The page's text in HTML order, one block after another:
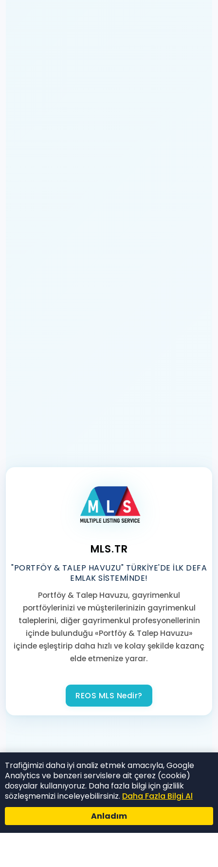
MLS.TR
"PORTFÖY & TALEP HAVUZU" TÜRKİYE'DE İLK DEFA
EMLAK SİSTEMİNDE!
Portföy & Talep Havuzu, gayrimenkul
portföylerinizi ve müşterilerinizin gayrimenkul
taleplerini, diğer gayrimenkul profesyonellerinin
içinde bulunduğu «Portföy & Talep Havuzu»
içinde eşleştirip daha hızlı ve kolay şekilde kazanç
elde etmenize yarar.
REOS MLS Nedir?
Trafiğimizi daha iyi analiz etmek amacıyla, Google
Analytics ve benzeri servislere ait çerez (cookie)
dosyalar kullanıyoruz. Daha fazla bilgi için gizlilik
sözleşmemizi inceleyebilirsiniz. Daha Fazla Bilgi Al
Anladım